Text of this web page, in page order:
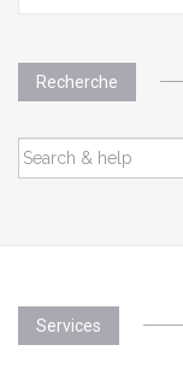
Recherche
SEARCH
FOR:
Services